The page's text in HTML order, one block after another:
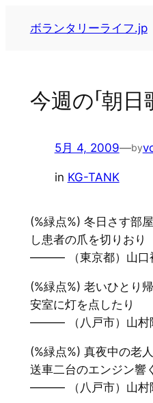
ボランタリーライフ.jp
今週の「朝日
5月 4, 2009—by
in KG-TANK
(%緑点%) 冬日さす部
し患者の爪を切りおり
——— （東京都）山口
(%緑点%) 老いひとり
安室に灯を点したり
——— （八戸市）山村
(%緑点%) 真夜中の老
送車二台のエンジン響く
——— （八戸市）山村